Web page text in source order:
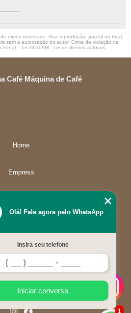
direito reservado. Sua reprodução, parcial ou total,
sem a autorização do autor. Crime de violação de
Penal – Lei 9610/98 - Lei de direitos autorais
Café Máquina de Café
Home
Empresa
Contato
Mapa do site
1
Olá! Fale agora pelo WhatsApp
Insira seu telefone
Iniciar conversa